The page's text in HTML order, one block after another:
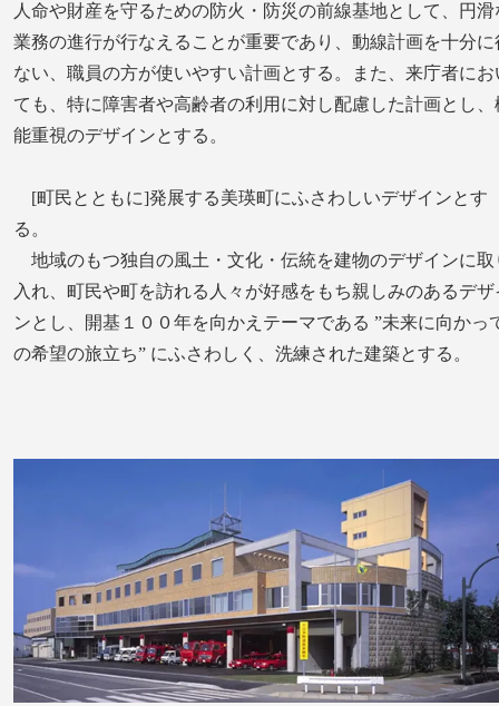
人命や財産を守るための防火・防災の前線基地として、円滑
業務の進行が行なえることが重要であり、動線計画を十分に
ない、職員の方が使いやすい計画とする。また、来庁者にお
ても、特に障害者や高齢者の利用に対し配慮した計画とし、
能重視のデザインとする。
[町民とともに]発展する美瑛町にふさわしいデザインとす
る。
地域のもつ独自の風土・文化・伝統を建物のデザインに取
入れ、町民や町を訪れる人々が好感をもち親しみのあるデザ
ンとし、開基１００年を向かえテーマである ”未来に向かっ
の希望の旅立ち” にふさわしく、洗練された建築とする。